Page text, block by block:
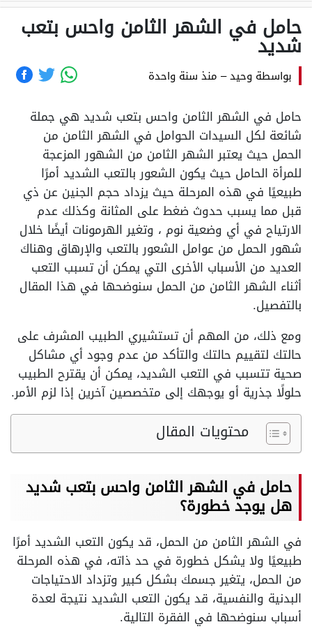
حامل في الشهر الثامن واحس بتعب
شديد
بواسطة وحيد– منذ سنة واحدة
حامل في الشهر الثامن واحس بتعب شديد هي جملة
شائعة لكل السيدات الحوامل في الشهر الثامن من
الحمل حيث يعتبر الشهر الثامن من الشهور المزعجة
للمرأة الحامل حيث يكون الشعور بالتعب الشديد أمرًا
طبيعيًا في هذه المرحلة حيث يزداد حجم الجنين عن ذي
قبل مما يسبب حدوث ضغط على المثانة وكذلك عدم
الارتياح في أي وضعية نوم ، وتغير الهرمونات أيضًا خلال
شهور الحمل من عوامل الشعور بالتعب والإرهاق وهناك
العديد من الأسباب الأخرى التي يمكن أن تسبب التعب
أثناء الشهر الثامن من الحمل سنوضحها في هذا المقال
بالتفصيل.
ومع ذلك، من المهم أن تستشيري الطبيب المشرف على
حالتك لتقييم حالتك والتأكد من عدم وجود أي مشاكل
صحية تتسبب في التعب الشديد، يمكن أن يقترح الطبيب
حلولًا جذرية أو يوجهك إلى متخصصين آخرين إذا لزم الأمر.
محتويات المقال
حامل في الشهر الثامن واحس بتعب شديد
هل يوجد خطورة؟
في الشهر الثامن من الحمل، قد يكون التعب الشديد أمرًا
طبيعيًا ولا يشكل خطورة في حد ذاته، في هذه المرحلة
من الحمل، يتغير جسمك بشكل كبير وتزداد الاحتياجات
البدنية والنفسية، قد يكون التعب الشديد نتيجة لعدة
أسباب سنوضحها في الفقرة التالية.